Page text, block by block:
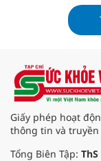
Giấy phép hoạt
thông tin và truyền
Tổng Biên Tập: